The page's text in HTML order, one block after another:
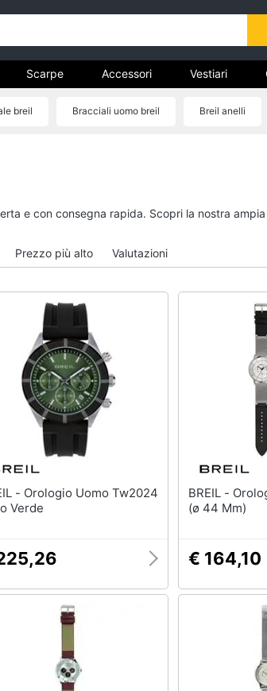
Copertina neonato
Scarpe Accessori Vestiari
breil Bracciali uomo breil Breil anelli
e con consegna rapida. Scopri la nostra
Prezzo più alto Valutazioni
Tw2024
Verde
BREIL - Orologio Uomo Tw1813
(ø 44 Mm)
€ 164,10